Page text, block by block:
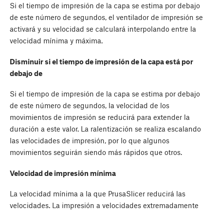
Si el tiempo de impresión de la capa se estima por debajo
de este número de segundos, el ventilador de impresión se
activará y su velocidad se calculará interpolando entre la
velocidad mínima y máxima.
Disminuir si el tiempo de impresión de la capa está por
debajo de
Si el tiempo de impresión de la capa se estima por debajo
de este número de segundos, la velocidad de los
movimientos de impresión se reducirá para extender la
duración a este valor. La ralentización se realiza escalando
las velocidades de impresión, por lo que algunos
movimientos seguirán siendo más rápidos que otros.
Velocidad de impresión mínima
La velocidad mínima a la que PrusaSlicer reducirá las
velocidades. La impresión a velocidades extremadamente